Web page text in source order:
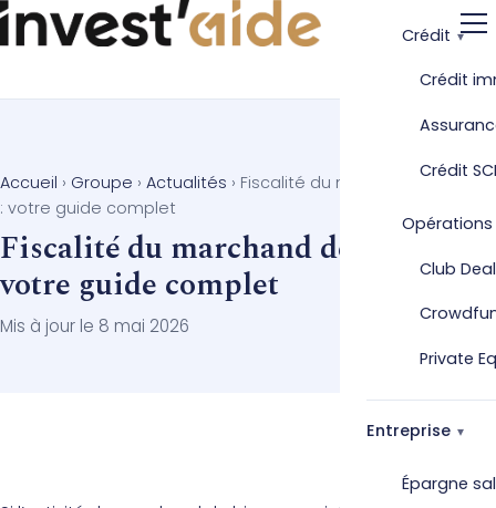
Crédit
Crédit
Crédit
Club Deal
Private
Entreprise
Épargne
Accueil › Groupe › Actualités › Fiscalité du marchand de biens
: votre guide complet
Fiscalité du marchand de biens :
votre guide complet
Mis à jour le 8 mai 2026